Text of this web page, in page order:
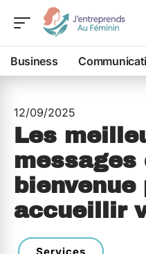
Business
12/09/2025
Les
messages
bienvenue
accueillir